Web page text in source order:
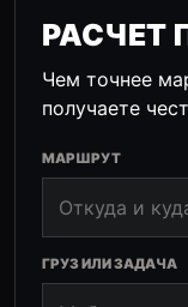
РАСЧЕТ
Чем точнее
получаете
МАРШРУТ
ГРУЗ ИЛИ ЗАДАЧА